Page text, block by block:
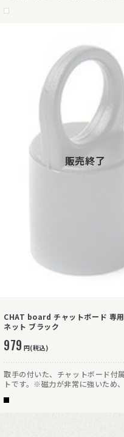
イプに比べて約2倍明るく感じられ
販売終了
CHAT board チャットボード 専
ネット ブラック
979 円(税込)
取手の付いた、チャットボード付
トです。※磁力が非常に強いため
破損する可能性があります。また指